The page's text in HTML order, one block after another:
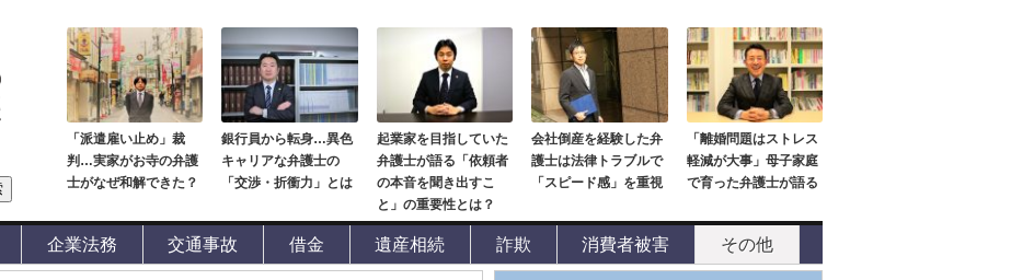
「派遣雇い止め」裁
判…実家がお寺の弁護
士がなぜ和解できた？
銀行員から転身…異色
キャリアな弁護士の
「交渉・折衝力」とは
起業家を目指していた
弁護士が語る「依頼者
の本音を聞き出すこ
と」の重要性とは？
会社倒産を経験した弁
護士は法律トラブルで
「スピード感」を重視
「離婚問題はストレス
軽減が大事」母子家庭
で育った弁護士が語る
企業法務 交通事故 借金 遺産相続 詐欺 消費者被害 その他